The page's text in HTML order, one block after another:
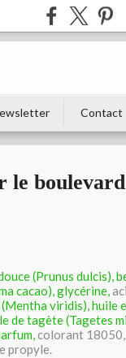
Contact
le
(Prunus dulcis),
cacao), glycérine,
viridis), huile
de tagète (Tagetes
colorant
propyle.